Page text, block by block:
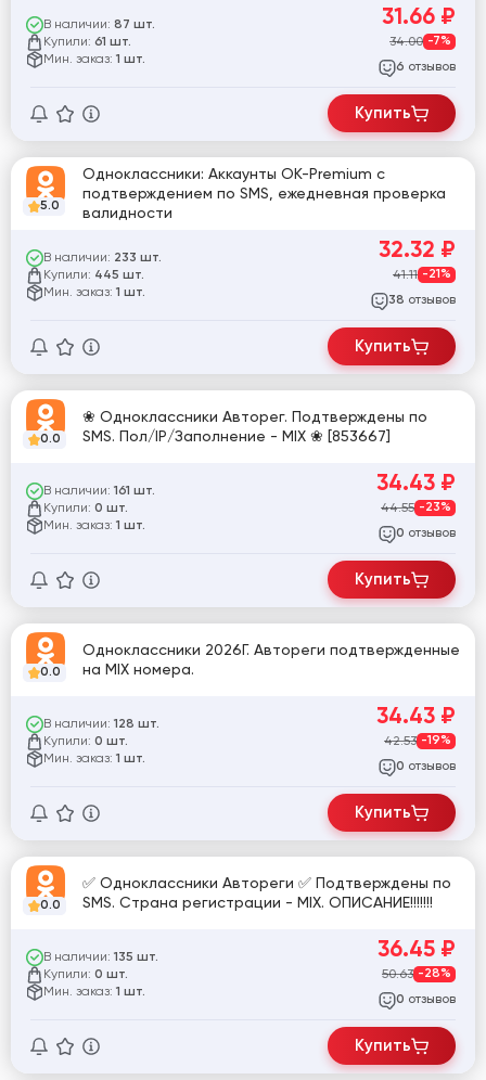
В наличии: 87 шт.
Купили: 61 шт.
Мин. заказ: 1 шт.
31.66 ₽
34.00 -7%
6 отзывов
Купить
5.0
Одноклассники: Аккаунты OK-Premium с
подтверждением по SMS, ежедневная проверка
валидности
В наличии: 233 шт.
Купили: 445 шт.
Мин. заказ: 1 шт.
32.32 ₽
41.11 -21%
38 отзывов
Купить
0.0
❀ Одноклассники Авторег. Подтверждены по
SMS. Пол/IP/Заполнение - MIX ❀ [853667]
В наличии: 161 шт.
Купили: 0 шт.
Мин. заказ: 1 шт.
34.43 ₽
44.55 -23%
0 отзывов
Купить
0.0
Одноклассники 2026Г. Автореги подтвержденные
на MIX номера.
В наличии: 128 шт.
Купили: 0 шт.
Мин. заказ: 1 шт.
34.43 ₽
42.53 -19%
0 отзывов
Купить
0.0
✅ Одноклассники Автореги ✅ Подтверждены по
SMS. Страна регистрации - MIX. ОПИСАНИЕ!!!!!!!
В наличии: 135 шт.
Купили: 0 шт.
Мин. заказ: 1 шт.
36.45 ₽
50.63 -28%
0 отзывов
Купить